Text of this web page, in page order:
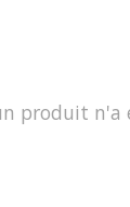
produit n'a